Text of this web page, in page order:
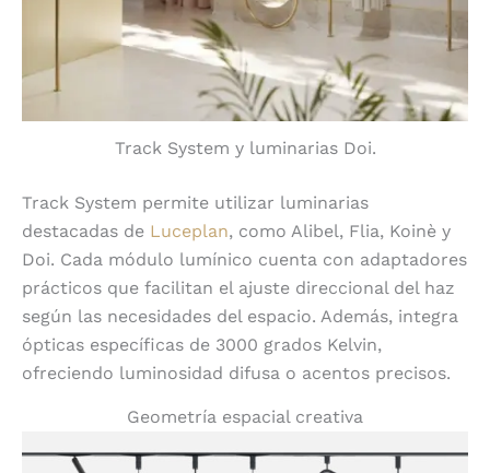
Track System y luminarias Doi.
Track System permite utilizar luminarias
destacadas de Luceplan, como Alibel, Flia, Koinè y
Doi. Cada módulo lumínico cuenta con adaptadores
prácticos que facilitan el ajuste direccional del haz
según las necesidades del espacio. Además, integra
ópticas específicas de 3000 grados Kelvin,
ofreciendo luminosidad difusa o acentos precisos.
Geometría espacial creativa